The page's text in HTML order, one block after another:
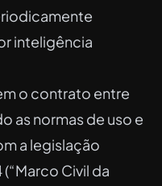
inteligência
o contrato entre
as normas de uso e
a legislação
Civil da